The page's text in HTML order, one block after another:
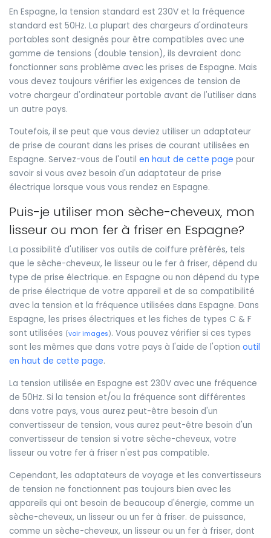
En Espagne, la tension standard est 230V et la fréquence
standard est 50Hz. La plupart des chargeurs d'ordinateurs
portables sont designés pour être compatibles avec une
gamme de tensions (double tension), ils devraient donc
fonctionner sans problème avec les prises de Espagne. Mais
vous devez toujours vérifier les exigences de tension de
votre chargeur d'ordinateur portable avant de l'utiliser dans
un autre pays.
Toutefois, il se peut que vous deviez utiliser un adaptateur
de prise de courant dans les prises de courant utilisées en
Espagne. Servez-vous de l'outil en haut de cette page pour
savoir si vous avez besoin d'un adaptateur de prise
électrique lorsque vous vous rendez en Espagne.
Puis-je utiliser mon sèche-cheveux, mon
lisseur ou mon fer à friser en Espagne?
La possibilité d'utiliser vos outils de coiffure préférés, tels
que le sèche-cheveux, le lisseur ou le fer à friser, dépend du
type de prise électrique. en Espagne ou non dépend du type
de prise électrique de votre appareil et de sa compatibilité
avec la tension et la fréquence utilisées dans Espagne. Dans
Espagne, les prises électriques et les fiches de types C & F
sont utilisées (voir images). Vous pouvez vérifier si ces types
sont les mêmes que dans votre pays à l'aide de l'option outil
en haut de cette page.
La tension utilisée en Espagne est 230V avec une fréquence
de 50Hz. Si la tension et/ou la fréquence sont différentes
dans votre pays, vous aurez peut-être besoin d'un
convertisseur de tension, vous aurez peut-être besoin d'un
convertisseur de tension si votre sèche-cheveux, votre
lisseur ou votre fer à friser n'est pas compatible.
Cependant, les adaptateurs de voyage et les convertisseurs
de tension ne fonctionnent pas toujours bien avec les
appareils qui ont besoin de beaucoup d'énergie, comme un
sèche-cheveux, un lisseur ou un fer à friser. de puissance,
comme un sèche-cheveux, un lisseur ou un fer à friser, dont